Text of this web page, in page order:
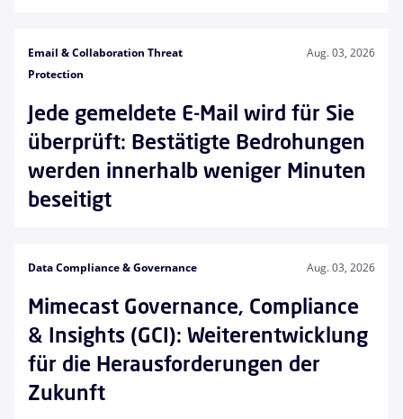
Email & Collaboration Threat
Protection
Aug. 03, 2026
Jede gemeldete E-Mail wird für Sie
überprüft: Bestätigte Bedrohungen
werden innerhalb weniger Minuten
beseitigt
Data Compliance & Governance Aug. 03, 2026
Mimecast Governance, Compliance
& Insights (GCI): Weiterentwicklung
für die Herausforderungen der
Zukunft